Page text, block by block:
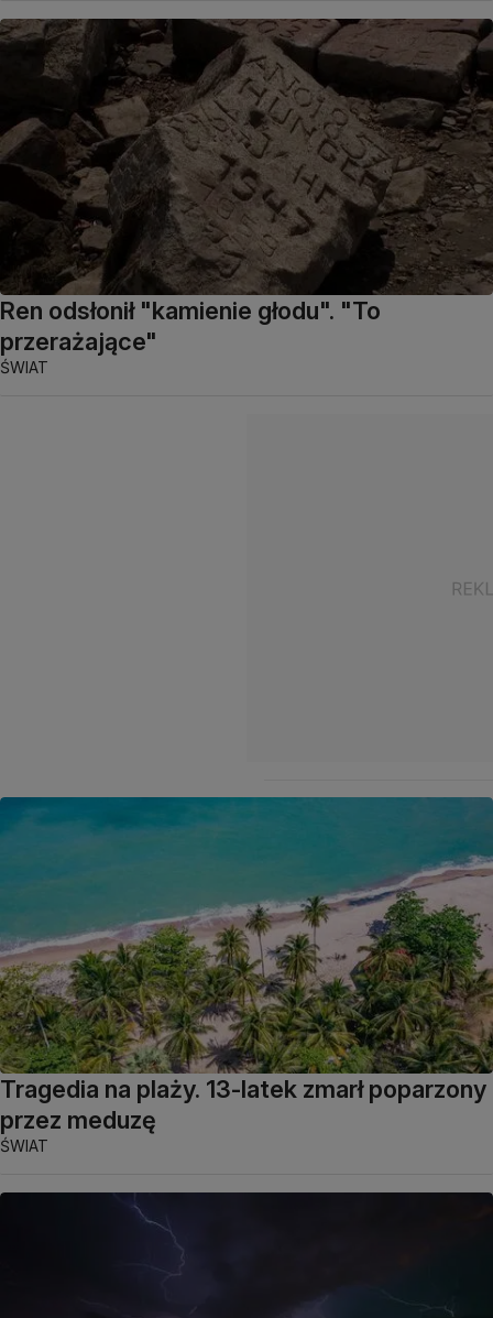
Ren odsłonił "kamienie głodu". "To
przerażające"
ŚWIAT
Tragedia na plaży. 13-latek zmarł poparzony
przez meduzę
ŚWIAT